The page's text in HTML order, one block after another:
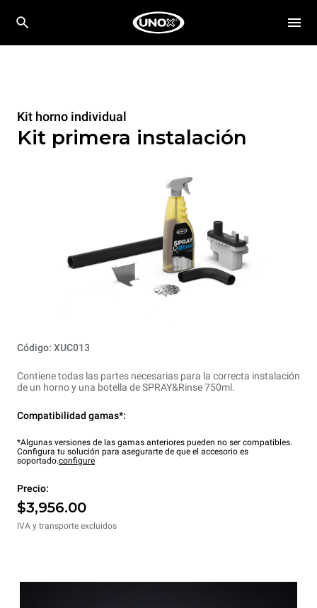
Kit horno individual
Kit primera instalación
Código: XUC013
Contiene todas las partes necesarias para la correcta instalación
de un horno y una botella de SPRAY&Rinse 750ml.
Compatibilidad gamas*:
*Algunas versiones de las gamas anteriores pueden no ser compatibles.
Configura tu solución para asegurarte de que el accesorio es
soportado.configure
Precio:
$3,956.00
IVA y transporte excluidos